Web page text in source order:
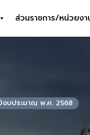
ส่วนราชการ/หน่วยงา
งบประมาณ พ.ศ. 2568